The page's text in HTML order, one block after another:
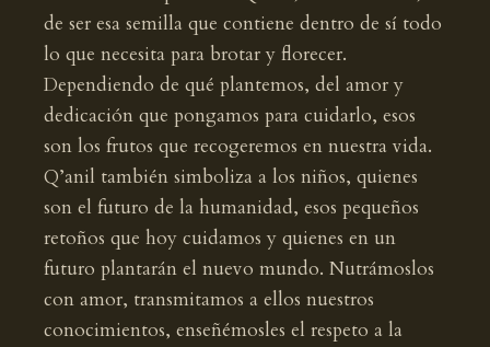
de ser esa semilla que contiene dentro de sí todo
lo que necesita para brotar y florecer.
Dependiendo de qué plantemos, del amor y
dedicación que pongamos para cuidarlo, esos
son los frutos que recogeremos en nuestra vida.
Q’anil también simboliza a los niños, quienes
son el futuro de la humanidad, esos pequeños
retoños que hoy cuidamos y quienes en un
futuro plantarán el nuevo mundo. Nutrámoslos
con amor, transmitamos a ellos nuestros
conocimientos, enseñémosles el respeto a la